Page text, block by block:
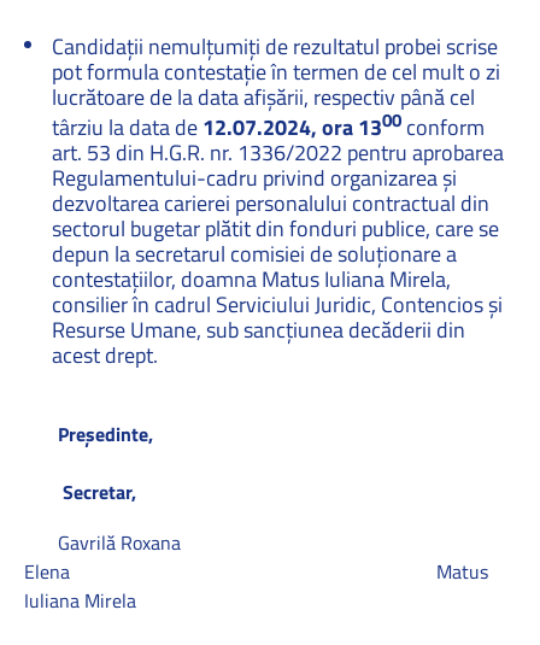
Candidaţii nemulţumiţi de rezultatul probei scrise
pot formula contestaţie în termen de cel mult o zi
lucrătoare de la data afişării, respectiv până cel
târziu la data de12.07.2024,ora 1300 conform
art. 53 din H.G.R. nr. 1336/2022 pentru aprobarea
Regulamentului-cadru privind organizarea şi
dezvoltarea carierei personalului contractual din
sectorul bugetar plătit din fonduri publice, care se
depun la secretarul comisiei de soluționare a
contestațiilor, doamna Matus Iuliana Mirela,
consilier în cadrul Serviciului Juridic, Contencios și
Resurse Umane, sub sancţiunea decăderii din
acest drept.
Președinte,
Secretar,
Gavrilă Roxana
Elena Matus
Iuliana Mirela